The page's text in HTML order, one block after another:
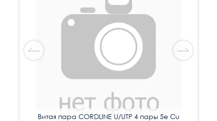
Витая пара СORDLINE U/UTP 4 пары 5e Сu
Витая пара СORDLINE U/UTP 4 пары 5e Сu